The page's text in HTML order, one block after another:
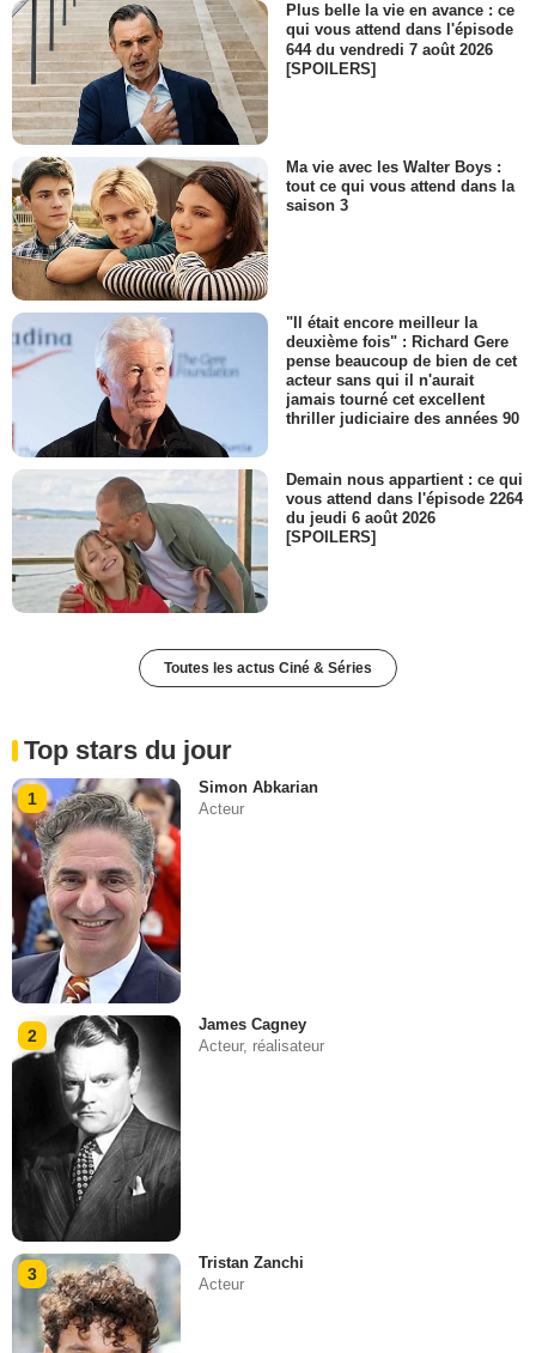
Plus belle la vie en avance : ce
qui vous attend dans l'épisode
644 du vendredi 7 août 2026
[SPOILERS]
Ma vie avec les Walter Boys :
tout ce qui vous attend dans la
saison 3
"Il était encore meilleur la
deuxième fois" : Richard Gere
pense beaucoup de bien de cet
acteur sans qui il n'aurait
jamais tourné cet excellent
thriller judiciaire des années 90
Demain nous appartient : ce qui
vous attend dans l'épisode 2264
du jeudi 6 août 2026
[SPOILERS]
Toutes les actus Ciné & Séries
Top stars du jour
1
Simon Abkarian
Acteur
2
James Cagney
Acteur, réalisateur
3
Tristan Zanchi
Acteur